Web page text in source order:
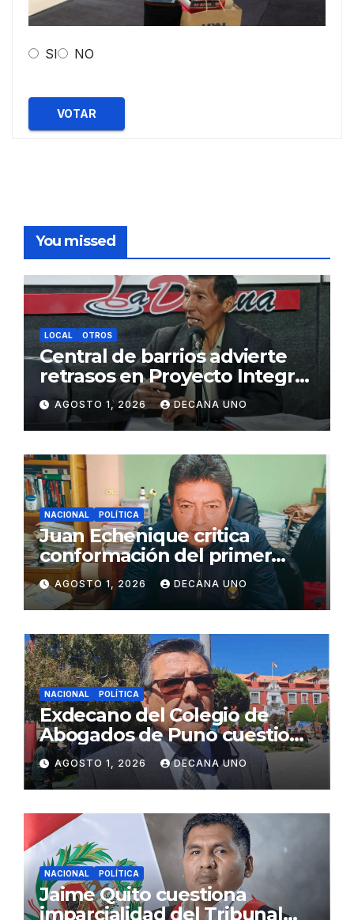
SI NO
VOTAR
You missed
LOCAL OTROS
Central de barrios advierte
retrasos en Proyecto Integral
de Agua y Alcantarillado para
Juliaca
AGOSTO 1, 2026 DECANA UNO
NACIONAL POLÍTICA
Juan Echenique critica
conformación del primer
gabinete ministerial de Keiko
Fujimori
AGOSTO 1, 2026 DECANA UNO
NACIONAL POLÍTICA
Exdecano del Colegio de
Abogados de Puno cuestiona
propuestas sobre seguridad
ciudadana
AGOSTO 1, 2026 DECANA UNO
NACIONAL POLÍTICA
Jaime Quito cuestiona
imparcialidad del Tribunal